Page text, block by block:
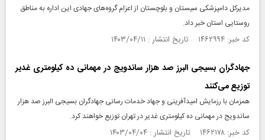
مدیرکل دامپزشکی سیستان و بلوچستان از اعزام گروه‌های جهادی این اداره به مناطق
روستایی استان خبر داد.
کد خبر: ۱۴۶۲۹۹۴ تاریخ انتشار : ۱۴۰۳/۰۴/۱۱
جهادگران بسیجی البرز صد هزار ساندویج در مهمانی ده کیلومتری غدیر
توزیع می‌کنند
همزمان با رزمایش امیدآفرینی و جهاد خدمات رسانی جهادگران بسیجی البرز صد هزار
ساندویج در مهمانی ده کیلومتری غدیر در تهران توزیع خواهند کرد.
کد خبر: ۱۴۶۲۱۷۸ تاریخ انتشار : ۱۴۰۳/۰۴/۰۴